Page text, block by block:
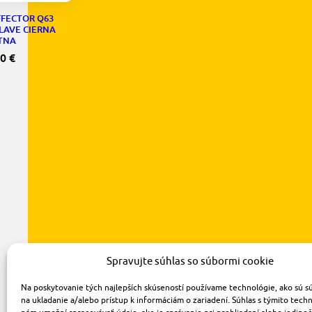
Spravujte súhlas so súbormi cookie
Na poskytovanie tých najlepších skúseností používame technológie, ako sú
na ukladanie a/alebo prístup k informáciám o zariadení. Súhlas s týmito
Q63
CIERNA
€